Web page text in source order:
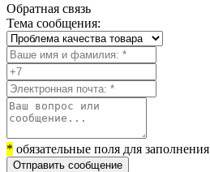
Обратная связь
Тема сообщения:
* обязательные поля для заполнения
Отправить сообщение